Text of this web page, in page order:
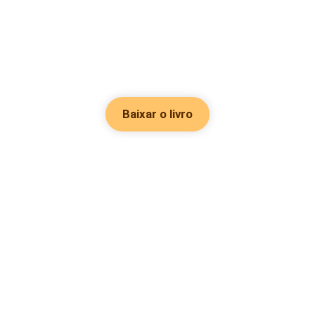
Baixar o livro